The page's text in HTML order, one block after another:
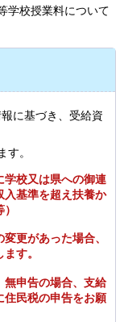
学校授業料について
に基づき、受給資
。
学校又は県への御連
入基準を超え扶養か
更があった場合、
す。
無申告の場合、支給
住民税の申告をお願